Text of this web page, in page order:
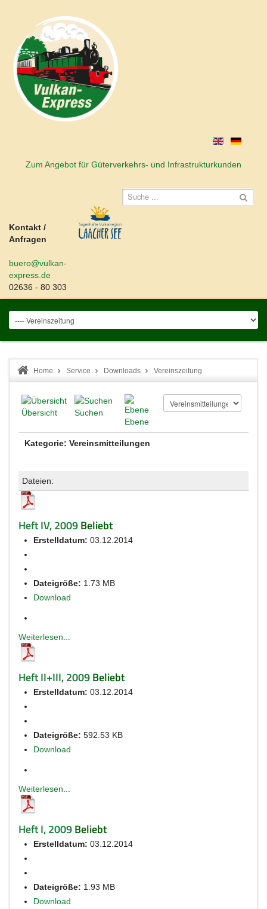
Zum Angebot für Güterverkehrs- und Infrastrukturkunden
Kontakt /
Anfragen
buero@vulkan-
express.de
02636 - 80 303
Home Service Downloads Vereinszeitung
Übersicht
Suchen
Ebene
Kategorie: Vereinsmitteilungen
Dateien:
Heft IV, 2009Beliebt
Erstelldatum: 03.12.2014
Dateigröße: 1.73 MB
Download
Weiterlesen...
Heft II+III, 2009Beliebt
Erstelldatum: 03.12.2014
Dateigröße: 592.53 KB
Download
Weiterlesen...
Heft I, 2009Beliebt
Erstelldatum: 03.12.2014
Dateigröße: 1.93 MB
Download